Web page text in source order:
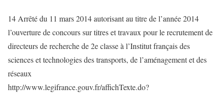
14 Arrêté du 11 mars 2014 autorisant au titre de l’année 2014
l’ouverture de concours sur titres et travaux pour le recrutement de
directeurs de recherche de 2e classe à l’Institut français des
sciences et technologies des transports, de l’aménagement et des
réseaux
http://www.legifrance.gouv.fr/affichTexte.do?